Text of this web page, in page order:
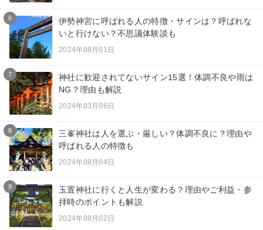
6
伊勢神宮に呼ばれる人の特徴・サインは？呼ばれな
いと行けない？不思議体験談も
2024年08月01日
7
神社に歓迎されてないサイン15選！体調不良や雨は
NG？理由も解説
2024年03月06日
8
三峯神社は人を選ぶ・厳しい？体調不良に？理由や
呼ばれる人の特徴も
2024年08月04日
9
玉置神社に行くと人生が変わる？理由やご利益・参
拝時のポイントも解説
2024年08月02日